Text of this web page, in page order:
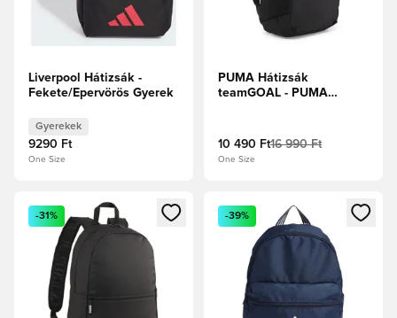
Liverpool Hátizsák -
Fekete/Epervörös Gyerek
Gyerekek
9290 Ft
One Size
PUMA Hátizsák
teamGOAL - PUMA
10 490 Ft16 990 Ft
One Size
Megnyit egy modált a bejelentkezéshez vagy a tagként
-31%
Megnyit egy modált a
-39%